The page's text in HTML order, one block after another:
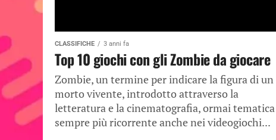
CLASSIFICHE 3 anni fa
Top 10 giochi con gli Zombie da giocare
Zombie, un termine per indicare la figura di un
morto vivente, introdotto attraverso la
letteratura e la cinematografia, ormai tematica
sempre più ricorrente anche nei videogiochi...